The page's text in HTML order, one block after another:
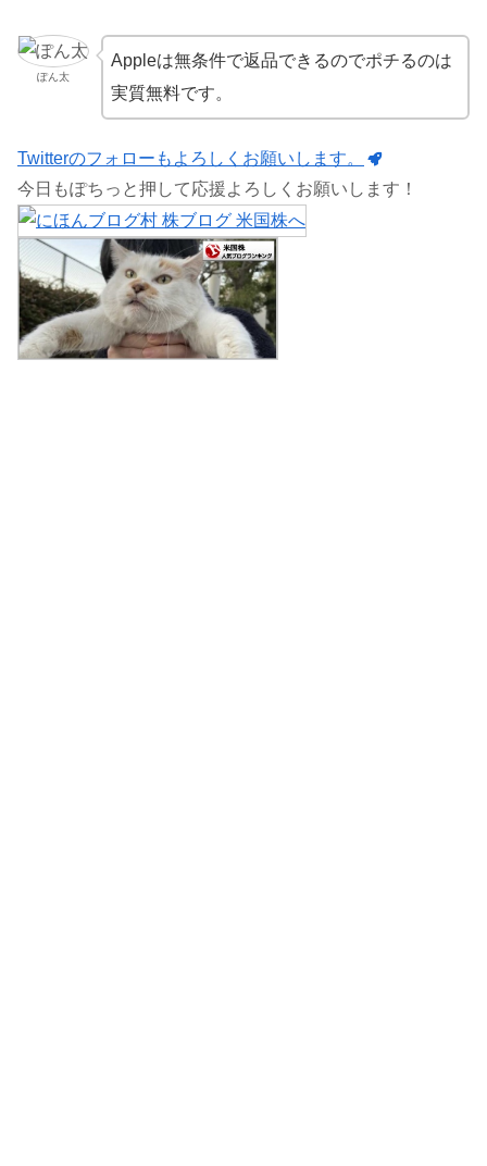
ぽん太
Appleは無条件で返品できるのでポチるのは
実質無料です。
Twitterのフォローもよろしくお願いします。
今日もぽちっと押して応援よろしくお願いします！